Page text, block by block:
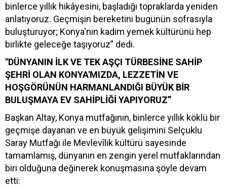
binlerce yıllık hikâyesini, başladığı topraklarda yeniden
anlatıyoruz. Geçmişin bereketini bugünün sofrasıyla
buluşturuyor; Konya'nın kadim yemek kültürünü hep
birlikte geleceğe taşıyoruz” dedi.
"DÜNYANIN İLK VE TEK AŞÇI TÜRBESİNE SAHİP
ŞEHRİ OLAN KONYA'MIZDA, LEZZETİN VE
HOŞGÖRÜNÜN HARMANLANDIĞI BÜYÜK BİR
BULUŞMAYA EV SAHİPLİĞİ YAPIYORUZ”
Başkan Altay, Konya mutfağının, binlerce yıllık köklü bir
geçmişe dayanan ve en büyük gelişimini Selçuklu
Saray Mutfağı ile Mevlevîlik kültürü sayesinde
tamamlamış, dünyanın en zengin yerel mutfaklarından
biri olduğuna değinerek konuşmasına şöyle devam
etti: